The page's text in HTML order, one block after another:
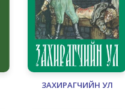
ЗАХИРАГЧИЙН УЛ